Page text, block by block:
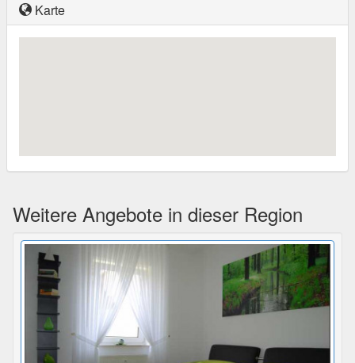
Karte
Weitere Angebote in dieser Region